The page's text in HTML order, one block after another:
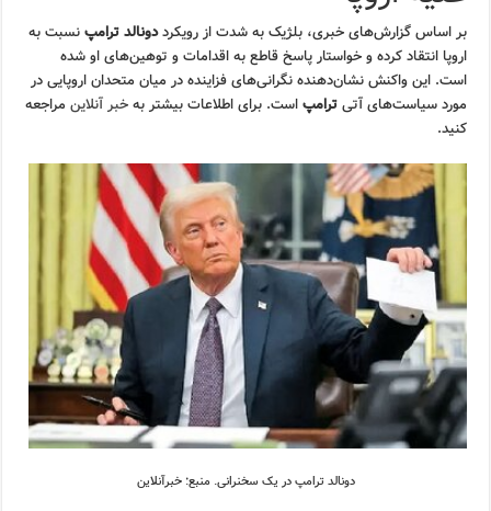
بر اساس گزارش‌های خبری، بلژیک به شدت از رویکرددونالد ترامپنسبت به
اروپا انتقاد کرده و خواستار پاسخ قاطع به اقدامات و توهین‌های او شده
است. این واکنش نشان‌دهنده نگرانی‌های فزاینده در میان متحدان اروپایی در
مورد سیاست‌های آتیترامپاست. برای اطلاعات بیشتر بهخبر آنلاین مراجعه
کنید.
دونالد ترامپ در یک سخنرانی. منبع: خبرآنلاین